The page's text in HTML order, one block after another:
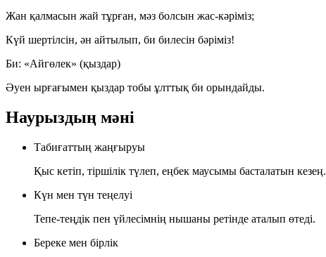
Жан қалмасын жай тұрған, мәз болсын жас-кәріміз;
Күй шертілсін, ән айтылып, би билесін бәріміз!
Би: «Айгөлек» (қыздар)
Әуен ырғағымен қыздар тобы ұлттық би орындайды.
Наурыздың мәні
Табиғаттың жаңғыруы
Қыс кетіп, тіршілік түлеп, еңбек маусымы басталатын кезең.
Күн мен түн теңелуі
Тепе-теңдік пен үйлесімнің нышаны ретінде аталып өтеді.
Береке мен бірлік